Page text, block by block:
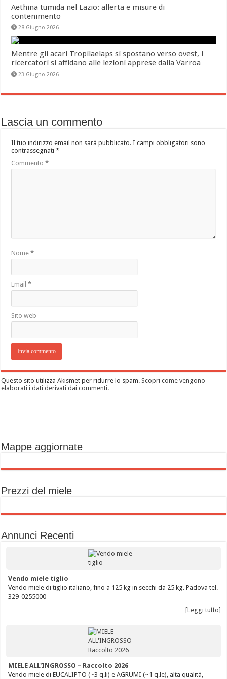
Aethina tumida nel Lazio: allerta e misure di
contenimento
28 Giugno 2026
Mentre gli acari Tropilaelaps si spostano verso ovest, i
ricercatori si affidano alle lezioni apprese dalla Varroa
23 Giugno 2026
Lascia un commento
Il tuo indirizzo email non sarà pubblicato. I campi obbligatori sono
contrassegnati*
Commento*
Nome*
Email*
Sito web
Questo sito utilizza Akismet per ridurre lo spam.Scopri come vengono
elaborati i dati derivati dai commenti.
Mappe aggiornate
Prezzi del miele
Annunci Recenti
Vendo miele tiglio
Vendo miele di tiglio italiano, fino a 125 kg in secchi da 25 kg. Padova tel.
329-0255000
[Leggi tutto]
MIELE ALL'INGROSSO – Raccolto 2026
Vendo miele di EUCALIPTO (~3 q.li) e AGRUMI (~1 q.le), alta qualità,